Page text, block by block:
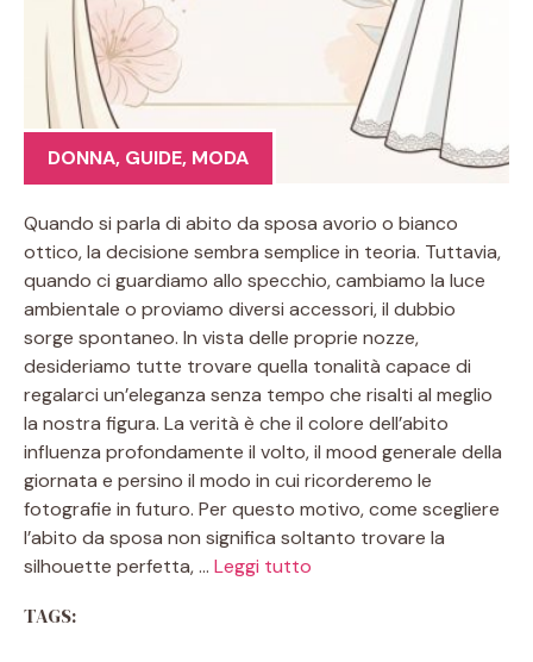
DONNA, GUIDE, MODA
Quando si parla di abito da sposa avorio o bianco
ottico, la decisione sembra semplice in teoria. Tuttavia,
quando ci guardiamo allo specchio, cambiamo la luce
ambientale o proviamo diversi accessori, il dubbio
sorge spontaneo. In vista delle proprie nozze,
desideriamo tutte trovare quella tonalità capace di
regalarci un’eleganza senza tempo che risalti al meglio
la nostra figura. La verità è che il colore dell’abito
influenza profondamente il volto, il mood generale della
giornata e persino il modo in cui ricorderemo le
fotografie in futuro. Per questo motivo, come scegliere
l’abito da sposa non significa soltanto trovare la
silhouette perfetta, … Leggi tutto
TAGS: